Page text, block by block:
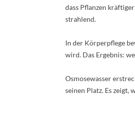
dass Pflanzen
strahlend.
In der Körperpflege
wird. Das Ergebnis:
Osmosewasser
seinen Platz. Es zeigt,